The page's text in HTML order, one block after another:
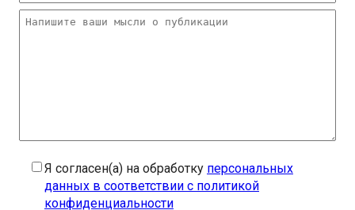
Я согласен(а) на обработку персональных
данных в соответствии с политикой
конфиденциальности